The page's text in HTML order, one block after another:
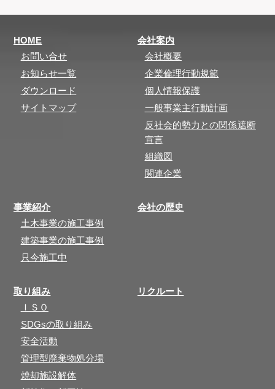
HOME
お問い合せ
お知らせ一覧
ダウンロード
サイトマップ
会社案内
会社概要
企業倫理行動規範
個人情報保護
一般事業主行動計画
反社会的勢力との関係遮断
宣言
組織図
関連企業
事業紹介
土木事業の施工事例
建築事業の施工事例
只今施工中
会社の歴史
取り組み
ＩＳＯ
SDGsの取り組み
安全活動
管理型廃棄物処分場
焼却施設解体
リクルート